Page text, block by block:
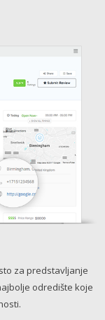
za predstavljanje
odredište koje